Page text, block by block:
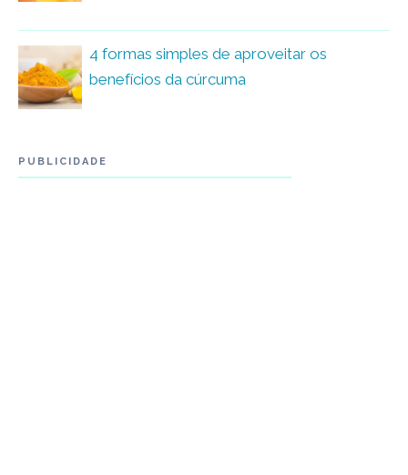
4 formas simples de aproveitar os
benefícios da cúrcuma
PUBLICIDADE